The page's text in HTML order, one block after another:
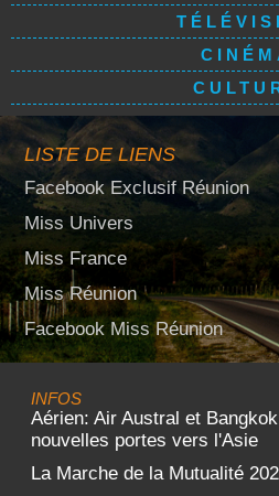
LISTE DE LIENS
Facebook Exclusif Réunion
Miss Univers
Miss France
Miss Réunion
Facebook Miss Réunion
INFOS
Aérien: Air Austral et
nouvelles portes vers l'Asie
La Marche de la Mutualité